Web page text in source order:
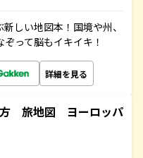
しい地図本！国境や州、
って脳もイキイキ！
詳細を見る
方 旅地図 ヨーロッパ